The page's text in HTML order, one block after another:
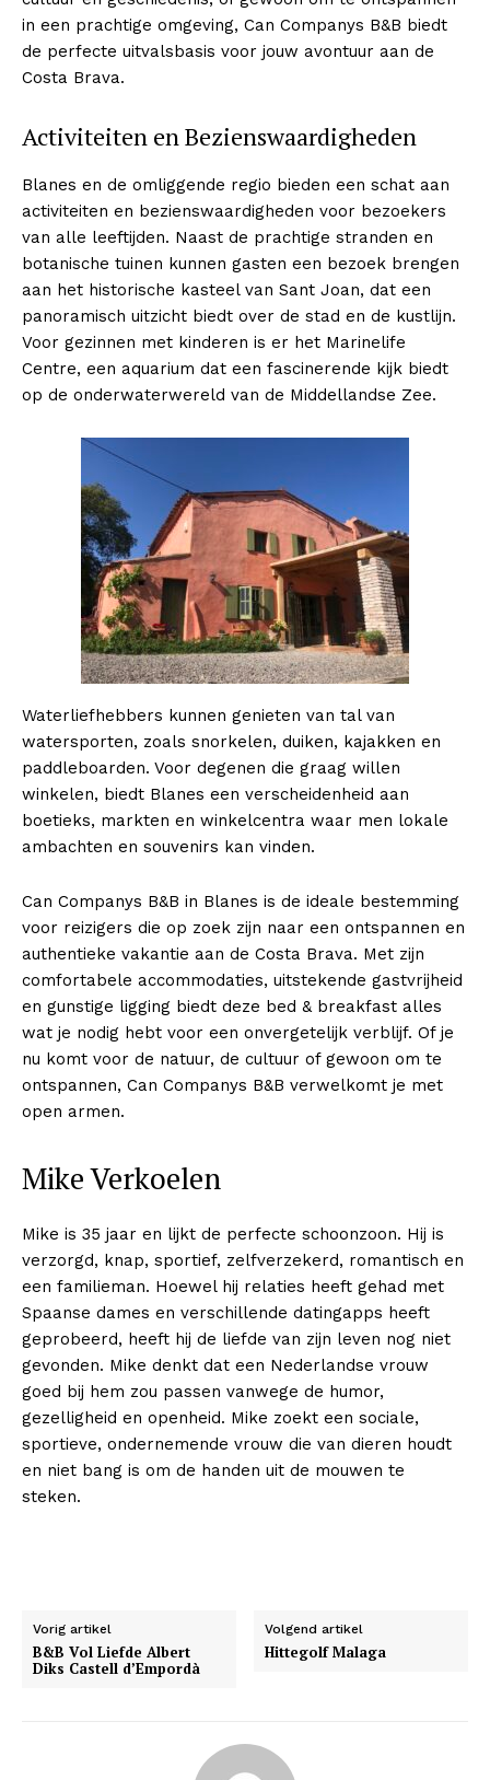
1News WeekMagazine PRO
Company
News Week
Company
Contact us
Subscription Plans
My account
in een prachtige omgeving, Can Companys B&B biedt
de perfecte uitvalsbasis voor jouw avontuur aan de
Costa Brava.
Activiteiten en Bezienswaardigheden
Blanes en de omliggende regio bieden een schat aan
activiteiten en bezienswaardigheden voor bezoekers
van alle leeftijden. Naast de prachtige stranden en
botanische tuinen kunnen gasten een bezoek brengen
aan het historische kasteel van Sant Joan, dat een
panoramisch uitzicht biedt over de stad en de kustlijn.
Voor gezinnen met kinderen is er het Marinelife
Centre, een aquarium dat een fascinerende kijk biedt
op de onderwaterwereld van de Middellandse Zee.
Waterliefhebbers kunnen genieten van tal van
watersporten, zoals snorkelen, duiken, kajakken en
paddleboarden. Voor degenen die graag willen
winkelen, biedt Blanes een verscheidenheid aan
boetieks, markten en winkelcentra waar men lokale
ambachten en souvenirs kan vinden.
Can Companys B&B in Blanes is de ideale bestemming
voor reizigers die op zoek zijn naar een ontspannen en
authentieke vakantie aan de Costa Brava. Met zijn
comfortabele accommodaties, uitstekende gastvrijheid
en gunstige ligging biedt deze bed & breakfast alles
wat je nodig hebt voor een onvergetelijk verblijf. Of je
nu komt voor de natuur, de cultuur of gewoon om te
ontspannen, Can Companys B&B verwelkomt je met
open armen.
Mike Verkoelen
Mike is 35 jaar en lijkt de perfecte schoonzoon. Hij is
verzorgd, knap, sportief, zelfverzekerd, romantisch en
een familieman. Hoewel hij relaties heeft gehad met
Spaanse dames en verschillende datingapps heeft
geprobeerd, heeft hij de liefde van zijn leven nog niet
gevonden. Mike denkt dat een Nederlandse vrouw
goed bij hem zou passen vanwege de humor,
gezelligheid en openheid. Mike zoekt een sociale,
sportieve, ondernemende vrouw die van dieren houdt
en niet bang is om de handen uit de mouwen te
steken.
Vorig artikel
B&B Vol Liefde Albert
Diks Castell d’Empordà
Volgend artikel
Hittegolf Malaga